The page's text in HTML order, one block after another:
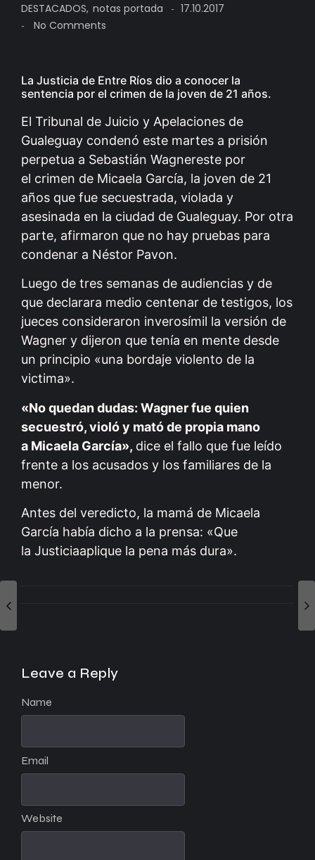
DESTACADOS, notas portada - 17.10.2017
- No Comments
La Justicia de Entre Ríos dio a conocer la
sentencia por el crimen de la joven de 21 años.
El Tribunal de Juicio y Apelaciones de
Gualeguay condenó este martes a prisión
perpetua a Sebastián Wagnereste por
el crimen de Micaela García, la joven de 21
años que fue secuestrada, violada y
asesinada en la ciudad de Gualeguay. Por otra
parte, afirmaron que no hay pruebas para
condenar a Néstor Pavon.
Luego de tres semanas de audiencias y de
que declarara medio centenar de testigos, los
jueces consideraron inverosímil la versión de
Wagner y dijeron que tenía en mente desde
un principio «una bordaje violento de la
victima».
«No quedan dudas: Wagner fue quien
secuestró, violó y mató de propia mano
a Micaela García», dice el fallo que fue leído
frente a los acusados y los familiares de la
menor.
Antes del veredicto, la mamá de Micaela
García había dicho a la prensa: «Que
la Justiciaaplique la pena más dura».
Leave a Reply
Name
Email
Website